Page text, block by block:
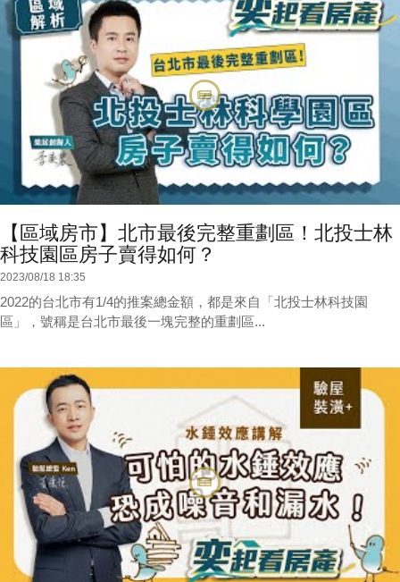
【區域房市】北市最後完整重劃區！北投士林
科技園區房子賣得如何？
2023/08/18 18:35
2022的台北市有1/4的推案總金額，都是來自「北投士林科技園
區」，號稱是台北市最後一塊完整的重劃區...